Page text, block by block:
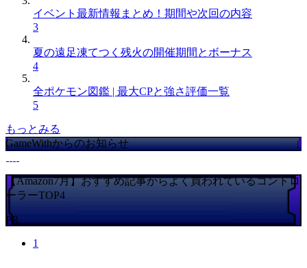
イベント最新情報まとめ！期間や次回の内容
3
夏の遠足凍てつく残火の開催期間とボーナス
4
全ポケモン図鑑 | 最大CPと強さ評価一覧
5
もっとみる
GameWithからのお知らせ
【Amazon7月】おすすめ記事からよく買われているコントロ
ーラーTOP4
PR
1